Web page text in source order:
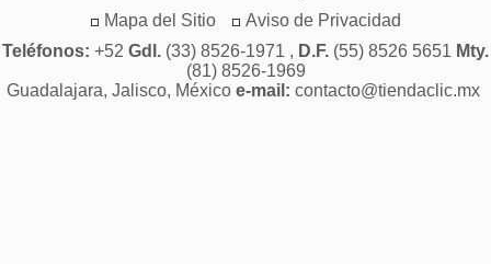
Mapa del Sitio
Aviso de Privacidad
Teléfonos: +52 Gdl. (33) 8526-1971 , D.F. (55) 8526 5651 Mty.
(81) 8526-1969
Guadalajara, Jalisco, México e-mail: contacto@tiendaclic.mx